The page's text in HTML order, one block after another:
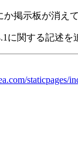
か掲示板が消え
に関する記述を
staticpages/